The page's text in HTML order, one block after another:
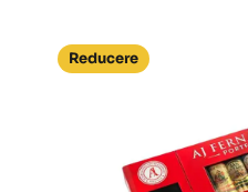
Reducere